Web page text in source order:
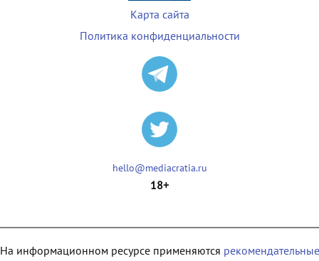
Карта сайта
Политика конфиденциальности
hello@mediacratia.ru
18+
На информационном ресурсе применяются рекомендательные